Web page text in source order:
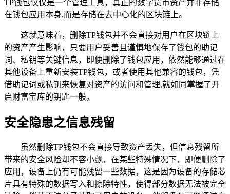
TP钱包仅仅是一个管理工具，真正的数字货币资产并非存储
在钱包应用本身,而是存储在去中心化的区块链上。
这就意味着，删除TP钱包并不会直接对用户在区块链上
的资产产生影响，只要用户妥善且谨慎地保存了钱包的助记
词、私钥等关键信息，即便删除了钱包应用，依然能够通过在
其他设备上重新安装TP钱包，或者使用其他兼容的钱包，凭
借助记词或私钥来恢复对资产的访问和管理,就如同掌握了开
启财富宝库的钥匙一般。
安全隐患之信息残留
虽然删除TP钱包不会直接导致资产丢失，但信息残留所
带来的安全风险却不容小觑，在某些特殊情况下，即便删除了
应用，设备上仍有可能残留一些数据，这是因为设备的存储芯
片具有特殊的数据写入和擦除特性，使得部分数据无法被完全